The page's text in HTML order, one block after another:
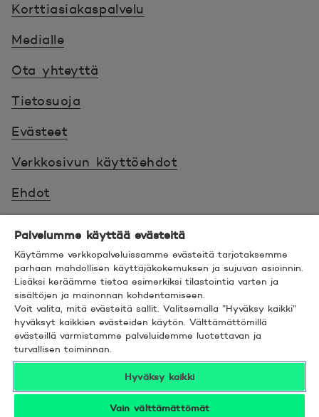
Korttiasiakaspalvelu
Medialle
Ota yhteyttä
Tietosuoja
Evästeet
Verkkosivun käyttöehdot
Ehdot
Saavutettavuus
Hyödyllistä tietää
© 2026 POP Pankki,Hevosenkenkä 3, 02600
ESPOO
Palvelumme käyttää evästeitä
Käytämme verkkopalveluissamme evästeitä tarjotaksemme
parhaan mahdollisen käyttäjäkokemuksen ja sujuvan asioinnin.
Lisäksi keräämme tietoa esimerkiksi tilastointia varten ja
sisältöjen ja mainonnan kohdentamiseen.
Voit valita, mitä evästeitä sallit. Valitsemalla ”Hyväksy kaikki”
hyväksyt kaikkien evästeiden käytön. Välttämättömillä
evästeillä varmistamme palveluidemme luotettavan ja
turvallisen toiminnan.
Hyväksy kaikki
Vain välttämättömät